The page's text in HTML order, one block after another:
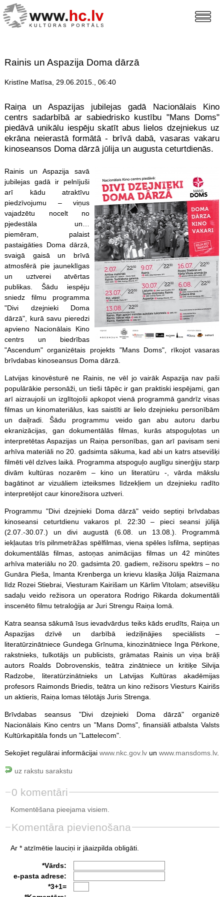
Rainis un Aspazija Doma dārzā
Kristīne Matīsa, 29.06.2015., 06:40
Raiņa un Aspazijas jubilejas gadā Nacionālais Kino
centrs sadarbībā ar sabiedrisko kustību "Mans Doms"
piedāvā unikālu iespēju skatīt abus lielos dzejniekus uz
ekrāna neierastā formātā - brīvā dabā, vasaras vakaru
kinoseansos Doma dārzā jūlija un augusta ceturtdienās.
Rainis un Aspazija savā
jubilejas gadā ir pelnījuši
arī kādu atraktīvu
piedzīvojumu – viņus
vajadzētu nocelt no
pjedestāla un…
piemēram, palaist
pastaigāties Doma dārzā,
svaigā gaisā un brīvā
atmosfērā pie jauneklīgas
un uztverei atvērtas
publikas. Šādu iespēju
sniedz filmu programma
"Divi dzejnieki Doma
dārzā", kurā savu pieredzi
apvieno Nacionālais Kino
centrs un biedrības
"Ascendum" organizētais projekts "Mans Doms", rīkojot vasaras
brīvdabas kinoseansus Doma dārzā.
Latvijas kinovēsturē ne Rainis, ne vēl jo vairāk Aspazija nav paši
populārākie personāži, un tieši tāpēc ir gan praktiski iespējami, gan
arī aizraujoši un izglītojoši apkopot vienā programmā gandrīz visas
filmas un kinomateriālus, kas saistīti ar lielo dzejnieku personībām
un daiļradi. Šādu programmu veido gan abu autoru darbu
ekranizācijas, gan dokumentālās filmas, kurās atspoguļotas un
interpretētas Aspazijas un Raiņa personības, gan arī pavisam seni
arhīva materiāli no 20. gadsimta sākuma, kad abi un katrs atsevišķi
filmēti vēl dzīves laikā. Programma atspoguļo auglīgu sinerģiju starp
divām kultūras nozarēm – kino un literatūru -, vārda mākslu
bagātinot ar vizuāliem izteiksmes līdzekļiem un dzejnieku radīto
interpretējot caur kinorežisora uztveri.
Programmu "Divi dzejnieki Doma dārzā" veido septiņi brīvdabas
kinoseansi ceturtdienu vakaros pl. 22:30 – pieci seansi jūlijā
(2.07.-30.07.) un divi augustā (6.08. un 13.08.). Programmā
iekļautas trīs pilnmetrāžas spēlfilmas, viena spēlesīsfilma, septiņas
dokumentālās filmas, astoņas animācijas filmas un 42 minūtes
arhīva materiālu no 20. gadsimta 20. gadiem, režisoru spektrs – no
Gunāra Pieša, Imanta Krenberga un krievu klasiķa Jūlija Raizmana
līdz Rozei Stiebrai, Viesturam Kairišam un Kārlim Vītolam; atsevišķu
sadaļu veido režisora un operatora Rodrigo Rikarda dokumentāli
inscenēto filmu tetraloģija ar Juri Strengu Raiņa lomā.
Katra seansa sākumā īsus ievadvārdus teiks kāds erudīts, Raiņa un
Aspazijas dzīvē un darbībā iedziļinājies speciālists –
literatūrzinātniece Gundega Grīnuma, kinozinātniece Inga Pērkone,
rakstnieks, tulkotājs un publicists, grāmatas Rainis un viņa brāļi
autors Roalds Dobrovenskis, teātra zinātniece un kritiķe Silvija
Radzobe, literatūrzinātnieks un Latvijas Kultūras akadēmijas
profesors Raimonds Briedis, teātra un kino režisors Viesturs Kairišs
un aktieris, Raiņa lomas tēlotājs Juris Strenga.
Brīvdabas seansus "Divi dzejnieki Doma dārzā" organizē
Nacionālais Kino centrs un "Mans Doms", finansiāli atbalsta Valsts
Kultūrkapitāla fonds un "Lattelecom".
Sekojiet regulārai informācijai www.nkc.gov.lvun www.mansdoms.lv.
uz rakstu sarakstu
0 komentāri
Komentēšana pieejama visiem.
Komentāra pievienošana
Ar * atzīmētie lauciņi ir jāaizpilda obligāti.
*Vārds:
e-pasta adrese:
*3+1=